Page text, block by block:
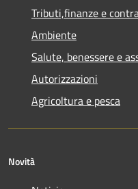
Tributi,finanze e
Ambiente
Salute, benessere e
Autorizzazioni
Agricoltura e pesca
Novità